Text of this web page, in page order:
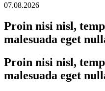
07.08.2026
Proin nisi nisl,
malesuada eget
Proin nisi nisl,
malesuada eget